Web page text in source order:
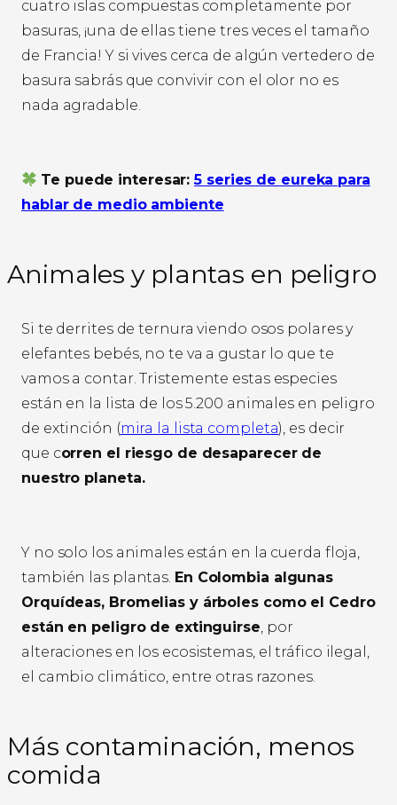
cuatro islas compuestas completamente por
basuras, ¡una de ellas tiene tres veces el tamaño
de Francia! Y si vives cerca de algún vertedero de
basura sabrás que convivir con el olor no es
nada agradable.
Te puede interesar:5 series de eureka para
hablar de medio ambiente
Animales y plantas en peligro
Si te derrites de ternura viendo osos polares y
elefantes bebés, no te va a gustar lo que te
vamos a contar. Tristemente estas especies
están en la lista de los 5.200 animales en peligro
de extinción (mira la lista completa), es decir
que corren el riesgo de desaparecer de
nuestro planeta.
Y no solo los animales están en la cuerda floja,
también las plantas. En Colombia algunas
Orquídeas, Bromelias y árboles como el Cedro
están en peligro de extinguirse, por
alteraciones en los ecosistemas, el tráfico ilegal,
el cambio climático, entre otras razones.
Más contaminación, menos
comida